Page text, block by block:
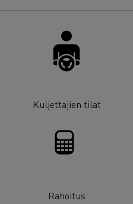
Kuljettajien tilat
Rahoitus